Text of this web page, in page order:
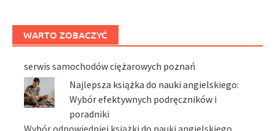
WARTO ZOBACZYĆ
serwis samochodów ciężarowych poznań
Najlepsza książka do nauki angielskiego:
Wybór efektywnych podręczników i
poradniki